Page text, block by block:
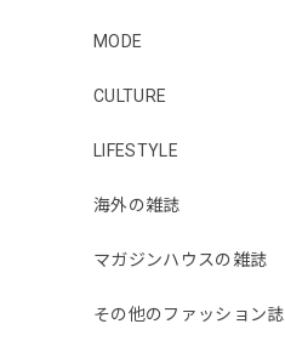
MODE
CULTURE
LIFESTYLE
海外の雑誌
マガジンハウスの雑誌
その他のファッション誌